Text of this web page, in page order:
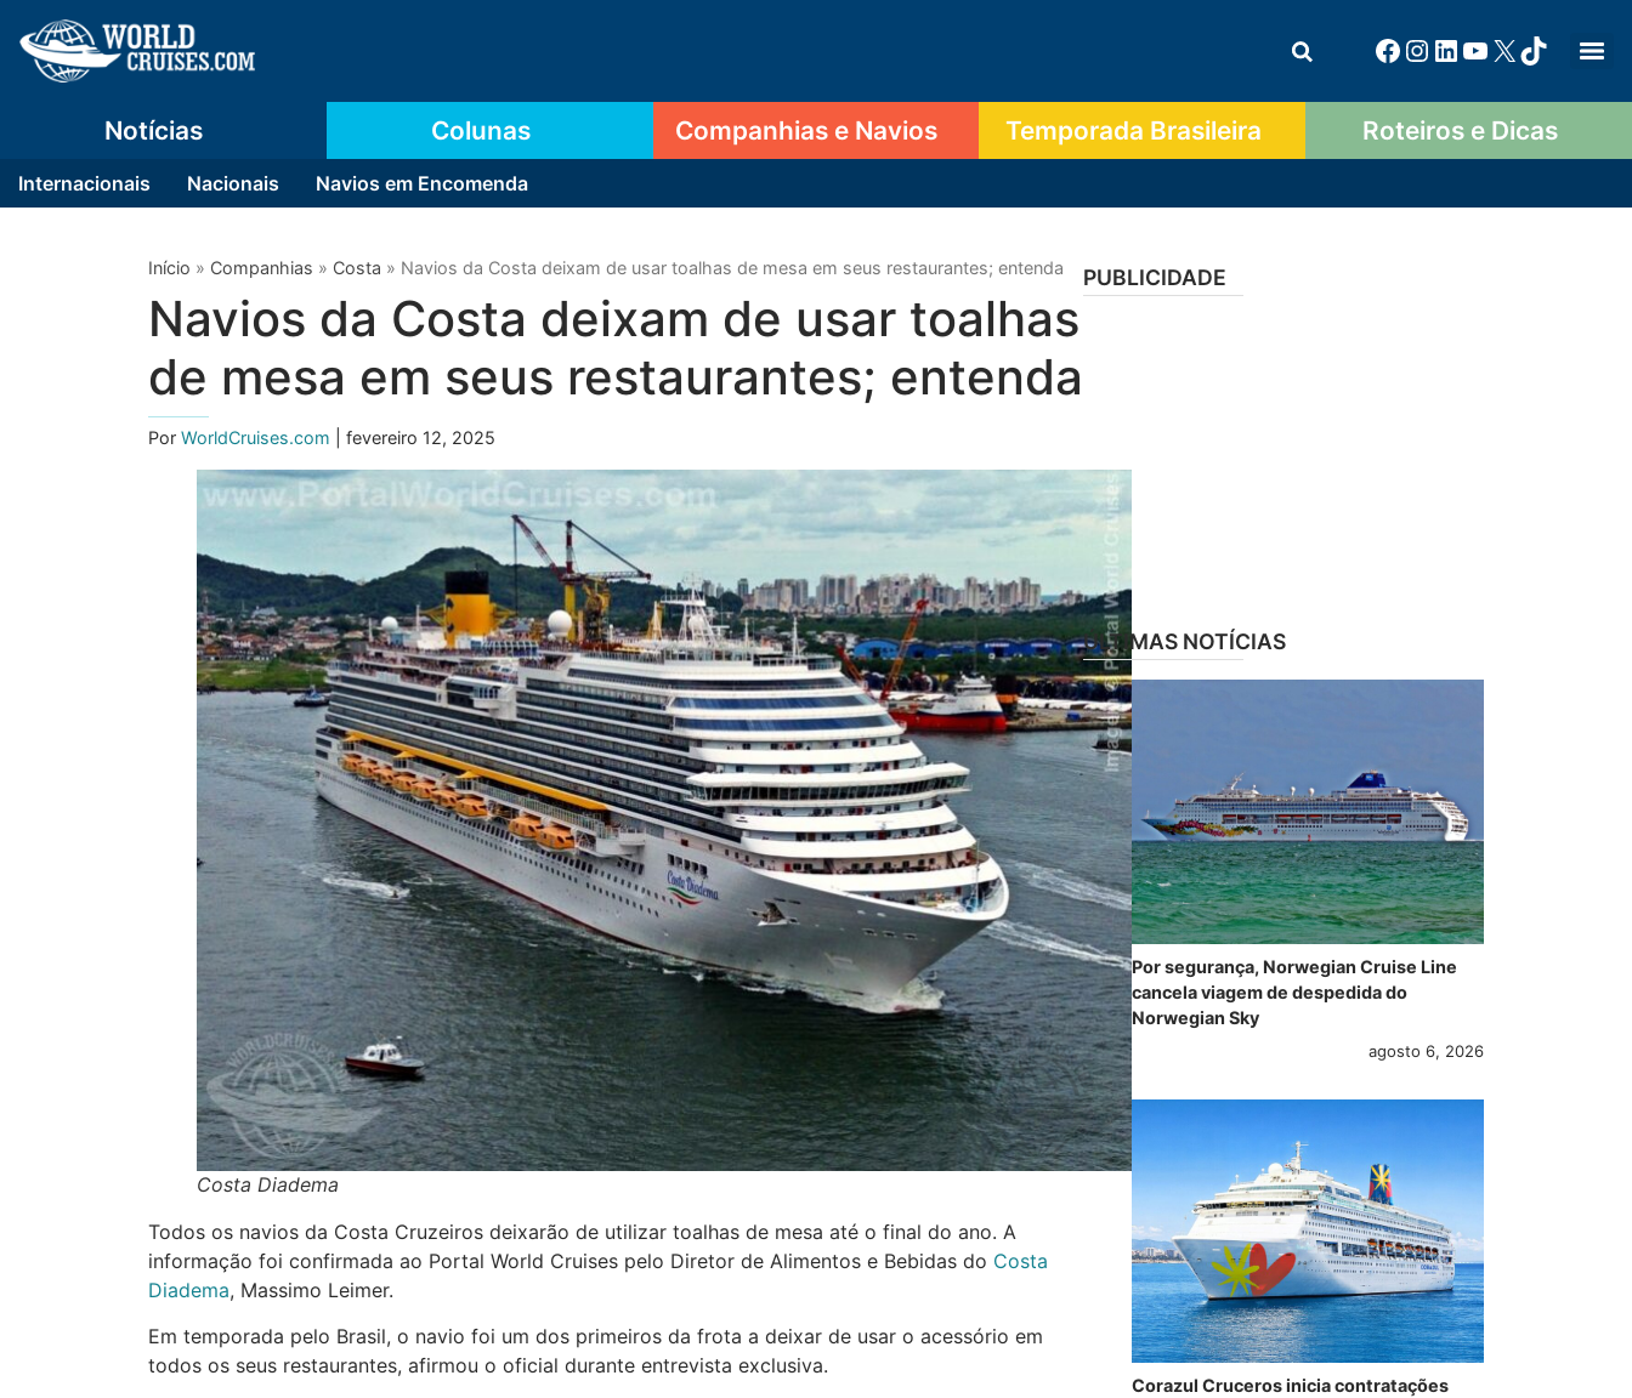
Notícias
Internacionais Nacionais Navios em Encomenda
Colunas Companhias e Navios Temporada Brasileira Roteiros e Dicas
Início » Companhias » Costa » Navios da Costa deixam de usar toalhas de mesa em seus restaurantes; entenda
Navios da Costa deixam de usar toalhas
de mesa em seus restaurantes; entenda
Por WorldCruises.com | fevereiro 12, 2025
Costa Diadema
Todos os navios da Costa Cruzeiros deixarão de utilizar toalhas de mesa até o final do ano. A
informação foi confirmada ao Portal World Cruises pelo Diretor de Alimentos e Bebidas do Costa
Diadema, Massimo Leimer.
Em temporada pelo Brasil, o navio foi um dos primeiros da frota a deixar de usar o acessório em
todos os seus restaurantes, afirmou o oficial durante entrevista exclusiva.
PUBLICIDADE
ÚLTIMAS NOTÍCIAS
Por segurança, Norwegian Cruise Line
cancela viagem de despedida do
Norwegian Sky
agosto 6, 2026
Corazul Cruceros inicia contratações